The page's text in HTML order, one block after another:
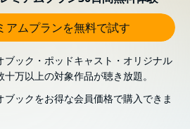
アムプランを無料で試す
ブック・ポッドキャスト・オリジナル
十万以上の対象作品が聴き放題。
ブックをお得な会員価格で購入できま